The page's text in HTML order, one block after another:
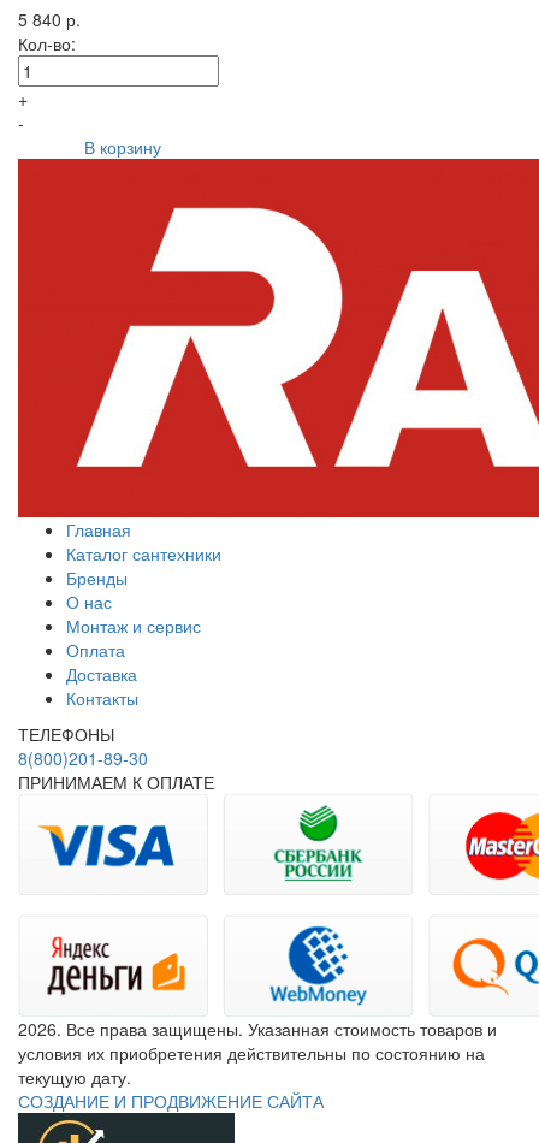
5 840 р.
Кол-во:
+
-
В корзину
Главная
Каталог сантехники
Бренды
О нас
Монтаж и сервис
Оплата
Доставка
Контакты
ТЕЛЕФОНЫ
8(800)201-89-30
ПРИНИМАЕМ К ОПЛАТЕ
2026. Все права защищены. Указанная стоимость товаров и
условия их приобретения действительны по состоянию на
текущую дату.
СОЗДАНИЕ И ПРОДВИЖЕНИЕ САЙТА